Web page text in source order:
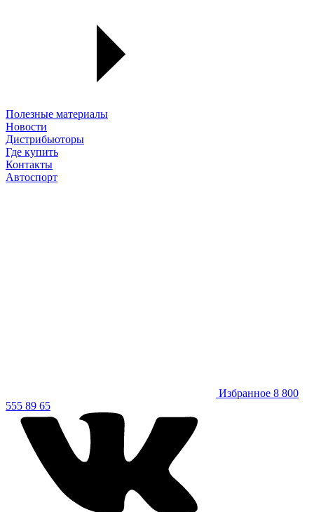
Полезные материалы
Новости
Дистрибьюторы
Где купить
Контакты
Автоспорт
Избранное 8 800
555 89 65